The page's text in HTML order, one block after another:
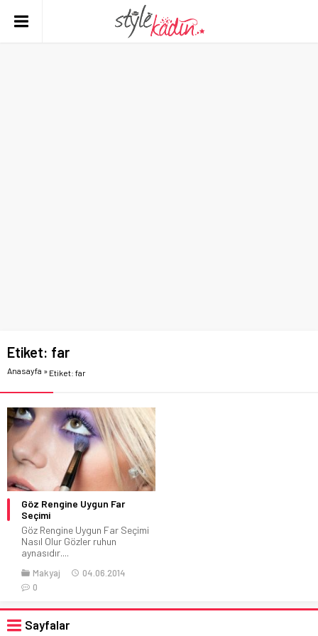
Etiket: far
Anasayfa » Etiket: far
Göz Rengine Uygun Far
Seçimi
Göz Rengine Uygun Far Seçimi
Nasıl Olur Gözler ruhun
aynasıdır....
Makyaj
04.06.2014
0
Sayfalar